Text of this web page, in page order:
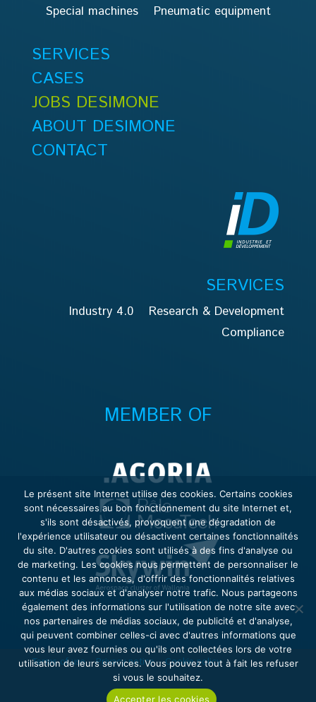
Special machines
Pneumatic equipment
SERVICES
CASES
JOBS DESIMONE
ABOUT DESIMONE
CONTACT
SERVICES
Industry 4.0
Research & Development
Compliance
MEMBER OF
Terms of use–Privacy notice–Cookie policy
Le présent site Internet utilise des cookies. Certains cookies
sont nécessaires au bon fonctionnement du site Internet et,
s'ils sont désactivés, provoquent une dégradation de
l'expérience utilisateur ou désactivent certaines fonctionnalités
du site. D'autres cookies sont utilisés à des fins d'analyse ou
de marketing. Les cookies nous permettent de personnaliser le
contenu et les annonces, d'offrir des fonctionnalités relatives
aux médias sociaux et d'analyser notre trafic. Nous partageons
également des informations sur l'utilisation de notre site avec
nos partenaires de médias sociaux, de publicité et d'analyse,
qui peuvent combiner celles-ci avec d'autres informations que
vous leur avez fournies ou qu'ils ont collectées lors de votre
utilisation de leurs services. Vous pouvez tout à fait les refuser
si vous le souhaitez.
Accepter les cookies